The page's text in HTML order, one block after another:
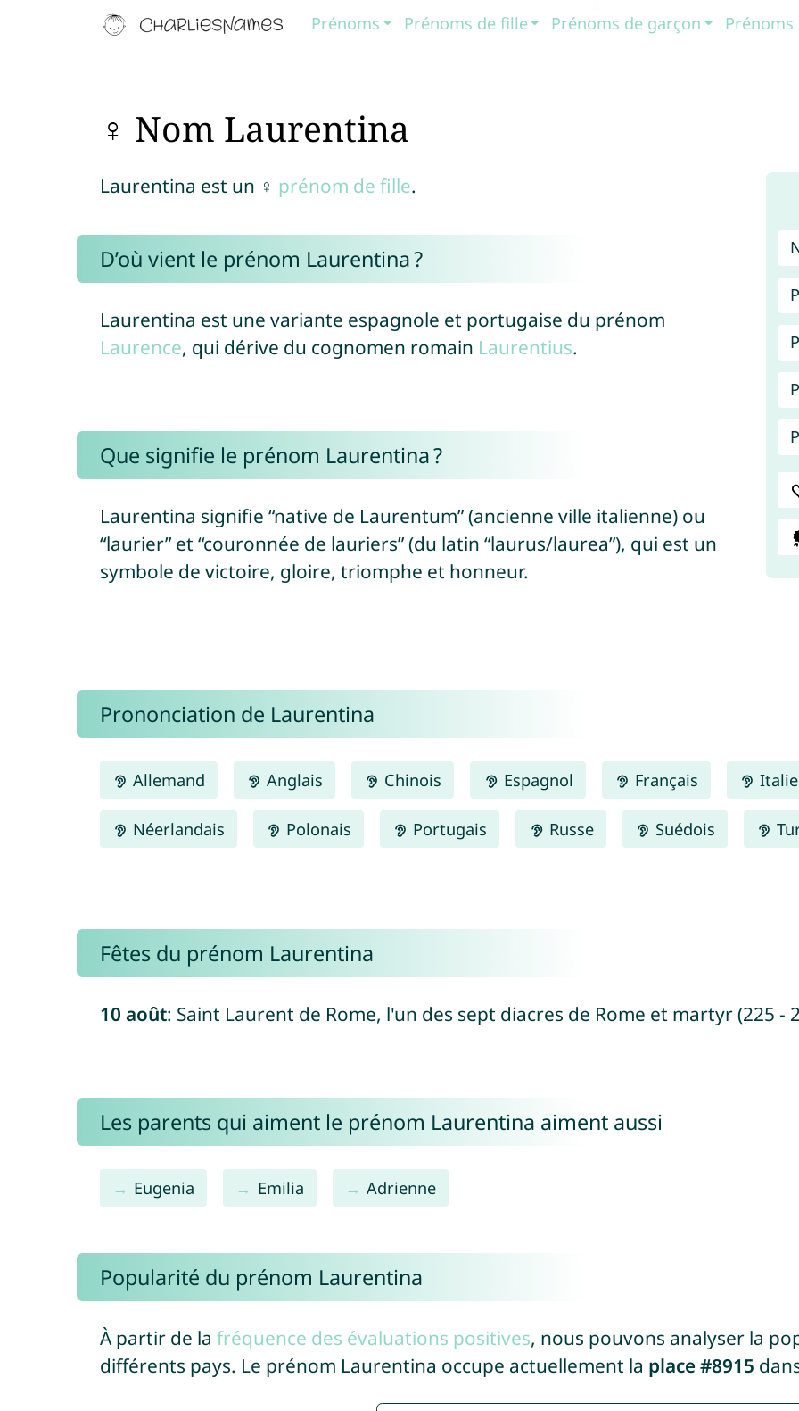
Prénoms Prénoms de fille Prénoms de garçon
♀ Nom Laurentina
Laurentina est un ♀ prénom de fille.
D’où vient le prénom Laurentina ?
Laurentina est une variante espagnole et portugaise du prénom
Laurence, qui dérive du cognomen romain Laurentius.
Que signifie le prénom Laurentina ?
Laurentina signifie “native de Laurentum” (ancienne ville italienne) ou
“laurier” et “couronnée de lauriers” (du latin “laurus/laurea”), qui est un
symbole de victoire, gloire, triomphe et honneur.
Prononciation de Laurentina
Allemand Anglais Chinois Espagnol Français
Néerlandais Polonais Portugais Russe Suédois
Fêtes du prénom Laurentina
10 août: Saint Laurent de Rome, l'un des sept diacres de Rome et martyr (225 -
Les parents qui aiment le prénom Laurentina aiment aussi
Eugenia Emilia Adrienne
Popularité du prénom Laurentina
À partir de la fréquence des évaluations positives, nous pouvons analyser la
différents pays. Le prénom Laurentina occupe actuellement la place #8915